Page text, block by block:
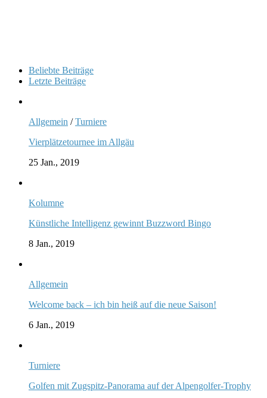
Beliebte Beiträge
Letzte Beiträge
Allgemein /Turniere
Vierplätzetournee im Allgäu
25 Jan., 2019
Kolumne
Künstliche Intelligenz gewinnt Buzzword Bingo
8 Jan., 2019
Allgemein
Welcome back – ich bin heiß auf die neue Saison!
6 Jan., 2019
Turniere
Golfen mit Zugspitz-Panorama auf der Alpengolfer-Trophy